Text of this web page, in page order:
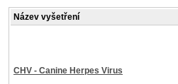
Název vyšetření
CHV - Canine Herpes Virus